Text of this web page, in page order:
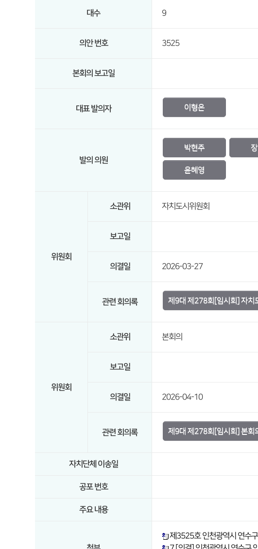
대수 9
의안 번호 3525
본회의 보고일
대표 발의자 이형은
발의 의원
박현주
윤혜영
위원회
소관위 자치도시위원회
보고일
의결일 2026-03-27
관련 회의록 제9대 제278회[임시회] 자치
위원회
소관위 본회의
보고일
의결일 2026-04-10
관련 회의록 제9대 제278회[임시회] 본회
자치단체 이송일
공포 번호
주요 내용
제3525호 인천광역시 연수